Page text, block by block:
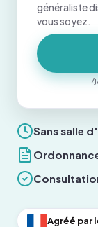
Sans salle
Agréé par
généraliste
vous soyez.